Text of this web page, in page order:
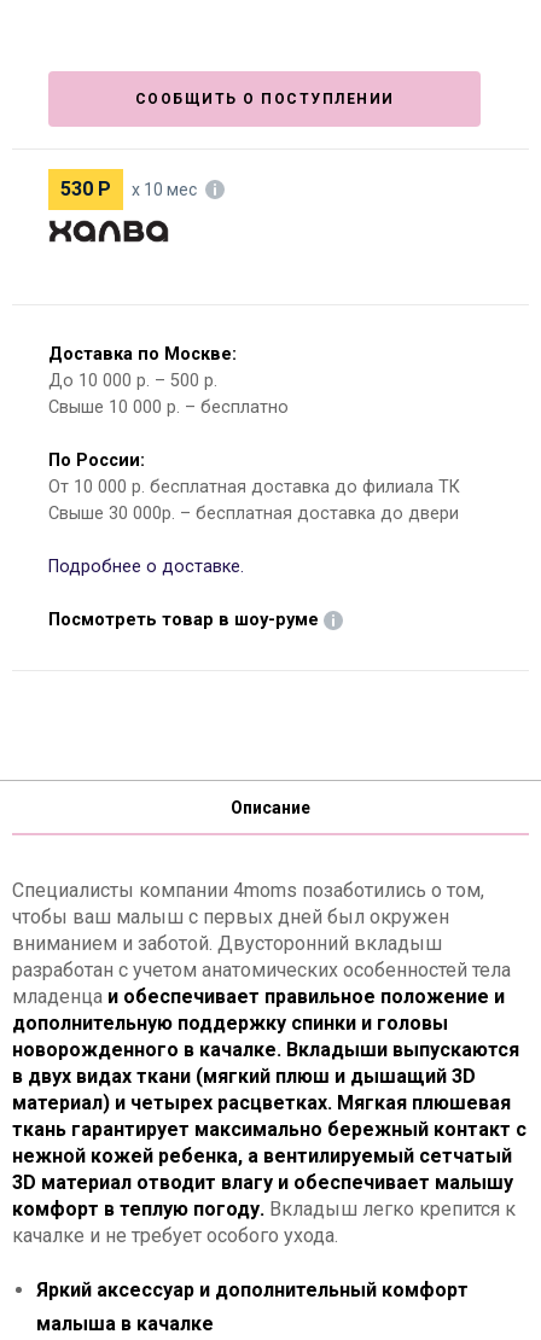
СООБЩИТЬ О ПОСТУПЛЕНИИ
530 Р х 10 мес
Доставка по Москве:
До 10 000 р. – 500 р.
Свыше 10 000 р. – бесплатно
По России:
От 10 000 р. бесплатная доставка до филиала ТК
Свыше 30 000р. – бесплатная доставка до двери
Подробнее о доставке.
Посмотреть товар в шоу-руме
Описание
Специалисты компании 4moms позаботились о том,
чтобы ваш малыш с первых дней был окружен
вниманием и заботой. Двусторонний вкладыш
разработан с учетом анатомических особенностей тела
младенца и обеспечивает правильное положение и
дополнительную поддержку спинки и головы
новорожденного в качалке. Вкладыши выпускаются
в двух видах ткани (мягкий плюш и дышащий 3D
материал) и четырех расцветках. Мягкая плюшевая
ткань гарантирует максимально бережный контакт с
нежной кожей ребенка, а вентилируемый сетчатый
3D материал отводит влагу и обеспечивает малышу
комфорт в теплую погоду. Вкладыш легко крепится к
качалке и не требует особого ухода.
Яркий аксессуар и дополнительный комфорт
малыша в качалке